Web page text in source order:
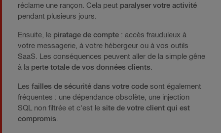
réclame une rançon. Cela peut paralyser votre activité
pendant plusieurs jours.
Ensuite, le piratage de compte : accès frauduleux à
votre messagerie, à votre hébergeur ou à vos outils
SaaS. Les conséquences peuvent aller de la simple gêne
à la perte totale de vos données clients.
Les failles de sécurité dans votre code sont également
fréquentes : une dépendance obsolète, une injection
SQL non filtrée et c'est le site de votre client qui est
compromis